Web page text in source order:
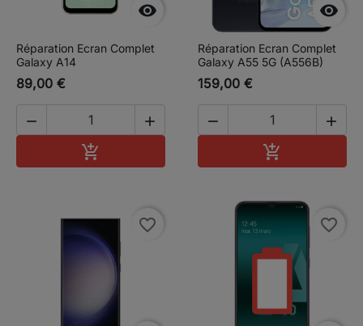

Réparation Ecran Complet
Galaxy A14
89,00 €
 


Réparation Ecran Complet
Galaxy A55 5G (A556B)
159,00 €
 

favorite_border favorite_border